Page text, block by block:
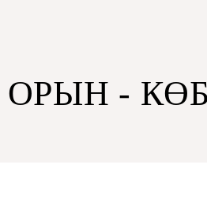
ОРЫН -